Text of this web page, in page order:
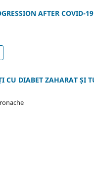
AFTER COVID-
CU DIABET ZAHARAT ȘI